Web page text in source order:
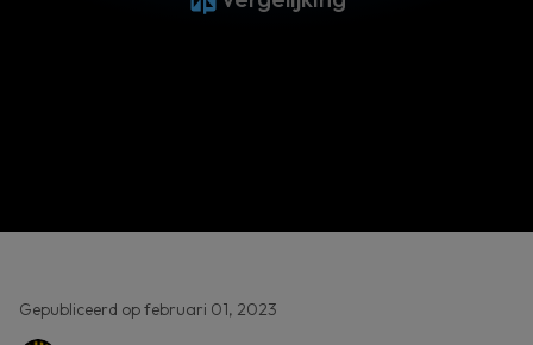
Gepubliceerd op februari 01, 2023